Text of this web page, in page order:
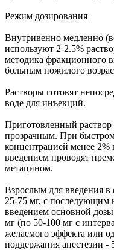
Режим дозирования
Внутривенно медленно
используют 2-2.5%
методика фракционного
больным пожилого
Растворы готовят
воде для инъекций.
Приготовленный
прозрачным. При
концентрацией менее 2%
введением проводят
метацином.
Взрослым для введения
25-75 мг, с последующим
введением основной
мг (по 50-100 мг с
желаемого эффекта или
поддержания анестезии -